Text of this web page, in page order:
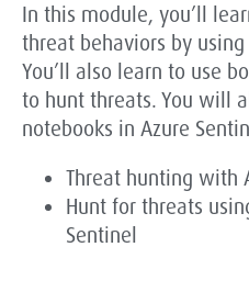
In this module, you’ll
threat behaviors by
You’ll also learn to use
to hunt threats. You will
notebooks in Azure
Threat hunting with
Hunt for threats
Sentinel